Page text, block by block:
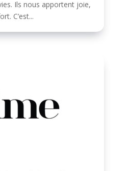
Ils nous apportent joie,
C’est...